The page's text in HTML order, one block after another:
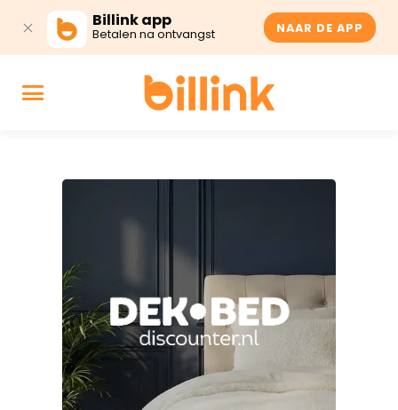
Billink app
Betalen na ontvangst NAAR DE APP